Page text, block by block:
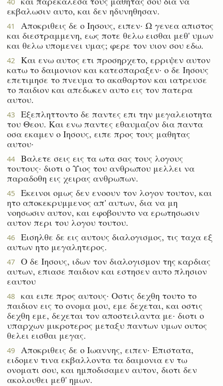
εκβαλωσιν αυτο, και δεν ηδυνηθησαν.
41
Αποκριθεις δε ο Ιησους, ειπεν· Ω γενεα απιστος
και διεστραμμενη, εως ποτε θελω εισθαι μεθ' υμων
και θελω υπομενει υμας; φερε τον υιον σου εδω.
42
Και ενω αυτος ετι προσηρχετο, ερριψεν αυτον
κατω το δαιμονιον και κατεσπαραξεν· ο δε Ιησους
επετιμησε το πνευμα το ακαθαρτον και ιατρευσε
το παιδιον και απεδωκεν αυτο εις τον πατερα
αυτου.
43
Εξεπληττοντο δε παντες επι την μεγαλειοτητα
του Θεου. Και ενω παντες εθαυμαζον δια παντα
οσα εκαμεν ο Ιησους, ειπε προς τους μαθητας
αυτου·
44
Βαλετε σεις εις τα ωτα σας τους λογους
τουτους· διοτι ο Υιος του ανθρωπου μελλει να
παραδοθη εις χειρας ανθρωπων.
45
Εκεινοι ομως δεν ενοουν τον λογον τουτον, και
ητο αποκεκρυμμενος απ' αυτων, δια να μη
νοησωσιν αυτον, και εφοβουντο να ερωτησωσιν
αυτον περι του λογου τουτου.
46
Εισηλθε δε εις αυτους διαλογισμος, τις ταχα εξ
αυτων ητο μεγαλητερος.
47
Ο δε Ιησους, ιδων τον διαλογισμον της καρδιας
αυτων, επιασε παιδιον και εστησεν αυτο πλησιον
εαυτου
48
και ειπε προς αυτους· Οστις δεχθη τουτο το
παιδιον εις το ονομα μου, εμε δεχεται, και οστις
δεχθη εμε, δεχεται τον αποστειλαντα με· διοτι ο
υπαρχων μικροτερος μεταξυ παντων υμων ουτος
θελει εισθαι μεγας.
49
Αποκριθεις δε ο Ιωαννης, ειπεν· Επιστατα,
ειδομεν τινα εκβαλλοντα τα δαιμονια εν τω
ονοματι σου, και ημποδισαμεν αυτον, διοτι δεν
ακολουθει μεθ' ημων.